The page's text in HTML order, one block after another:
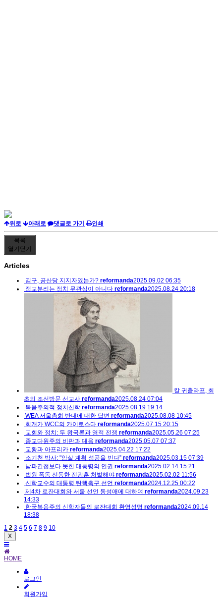
위로 아래로 댓글로 가기 인쇄
목록
열기 닫기
Articles
김구, 공산당 지지자였는가? reformanda2025.09.02 06:35
정교분리는 정치 무관심이 아니다 reformanda2025.08.24 20:18
칼 귀츨라프, 최
초의 조선방문 선교사 reformanda2025.08.24 07:04
복음주의적 정치신학 reformanda2025.08.19 19:14
WEA 서울총회 반대에 대한 답변 reformanda2025.08.08 10:45
회개가 WCC의 카이로스다 reformanda2025.07.15 20:15
교회와 정치: 두 왕국론과 영적 전쟁 reformanda2025.05.26 07:25
종교다원주의 비판과 대응 reformanda2025.05.07 07:37
교황과 아프리카 reformanda2025.04.22 17:22
소기천 박사: "암살 계획 성공을 빈다” reformanda2025.03.15 07:39
남파간첩보다 못한 대통령의 인권 reformanda2025.02.14 15:21
법원 폭동 선동한 전광훈 처벌해야 reformanda2025.02.02 11:56
신학교수의 대통령 탄핵촉구 선언 reformanda2024.12.25 00:22
제4차 로잔대회와 서울 선언 동성애에 대하여 reformanda2024.09.23
14:33
한국복음주의 신학자들의 로잔대회 환영성명 reformanda2024.09.14
18:38
1 2 3 4 5 6 7 8 9 10
X
HOME
로그인
회원가입